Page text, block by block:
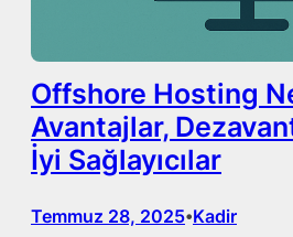
Offshore Hosting
Avantajlar,
İyi Sağlayıcılar
Temmuz 28, 2025•Kadir